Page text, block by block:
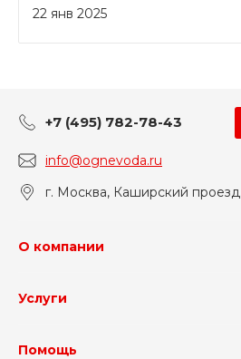
22 янв 2025
+7 (495) 782-78-43
info@ognevoda.ru
г. Москва, Каширский
О компании
Услуги
Помощь